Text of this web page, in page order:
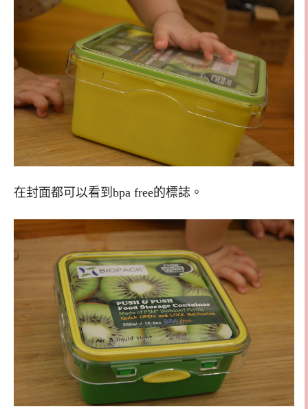
在封面都可以看到bpa free的標誌。